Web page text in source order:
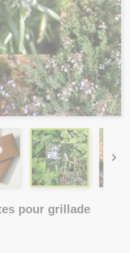

pour grillade